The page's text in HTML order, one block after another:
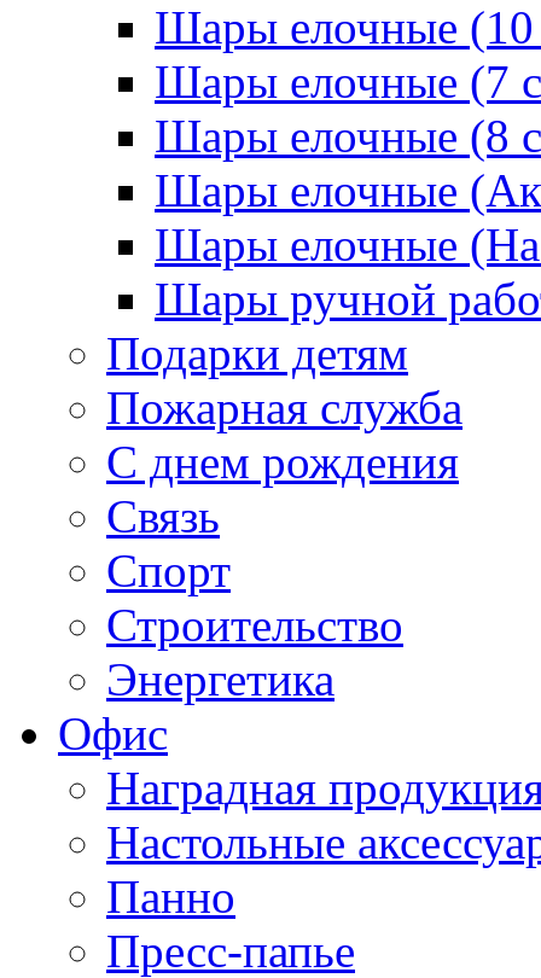
Шары елочные
Шары елочные (7
Шары елочные (8
Шары елочные
Шары елочные
Шары ручной
Подарки детям
Пожарная служба
С днем рождения
Связь
Спорт
Строительство
Энергетика
Офис
Наградная
Настольные
Панно
Пресс-папье